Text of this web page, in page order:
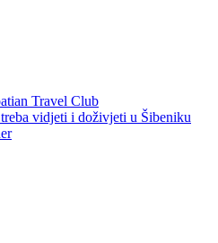
Travel Club
vidjeti i doživjeti u Šibeniku